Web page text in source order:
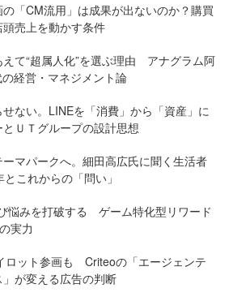
「CM流用」は成果が出ないのか？購買
売上を動かす条件
て“超属人化”を選ぶ理由 アナグラム阿
経営・マネジメント論
ない。LINEを「消費」から「資産」に
ＵＴグループの設計思想
マパークへ。細田高広氏に聞く生活者
これからの「問い」
悩みを打破する ゲーム特化型リワード
実力
ロット参画も Criteoの「エージェンテ
が変える広告の判断